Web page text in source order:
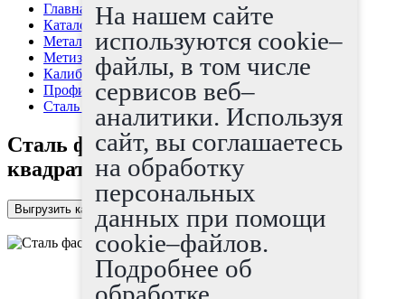
Главная страница
Каталог
Металлопрокат
Метизы
Калибровка, серебрянка
Профиль фасонный квадрат
Сталь фасонная профилированная квадрат 20
Сталь фасонная профилированная
квадрат 20
Выгрузить каталог в Excel
На нашем сайте
используются cookie–
файлы, в том числе
сервисов веб–
аналитики. Используя
сайт, вы соглашаетесь
на обработку
персональных
данных при помощи
cookie–файлов.
Подробнее об